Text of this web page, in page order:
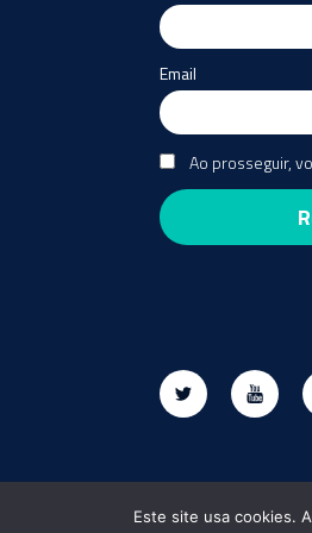
Email
Ao prosseguir,
Twitter Youtube
Este site usa cookies.